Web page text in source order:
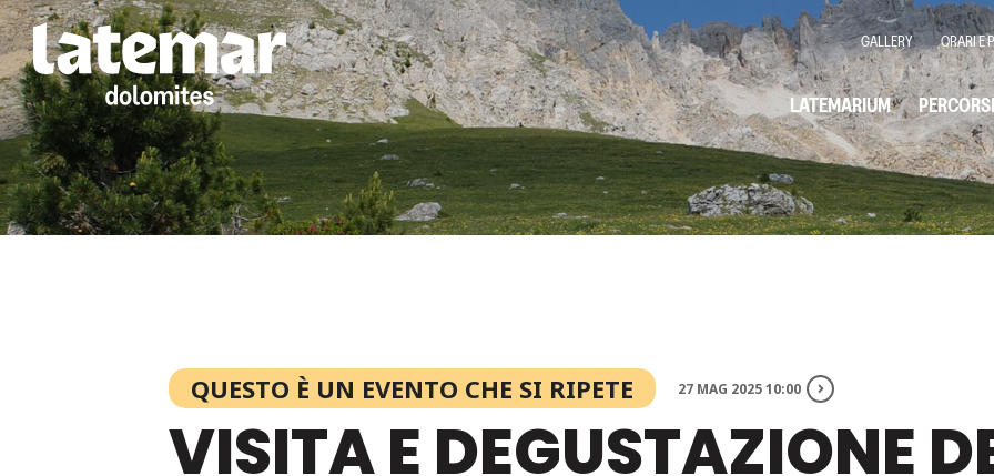
GALLERY ORARI E
LATEMARIUM PERCORSI
QUESTO È UN EVENTO CHE SI RIPETE 27 MAG 2025 10:00
VISITA E DEGUSTAZIONE